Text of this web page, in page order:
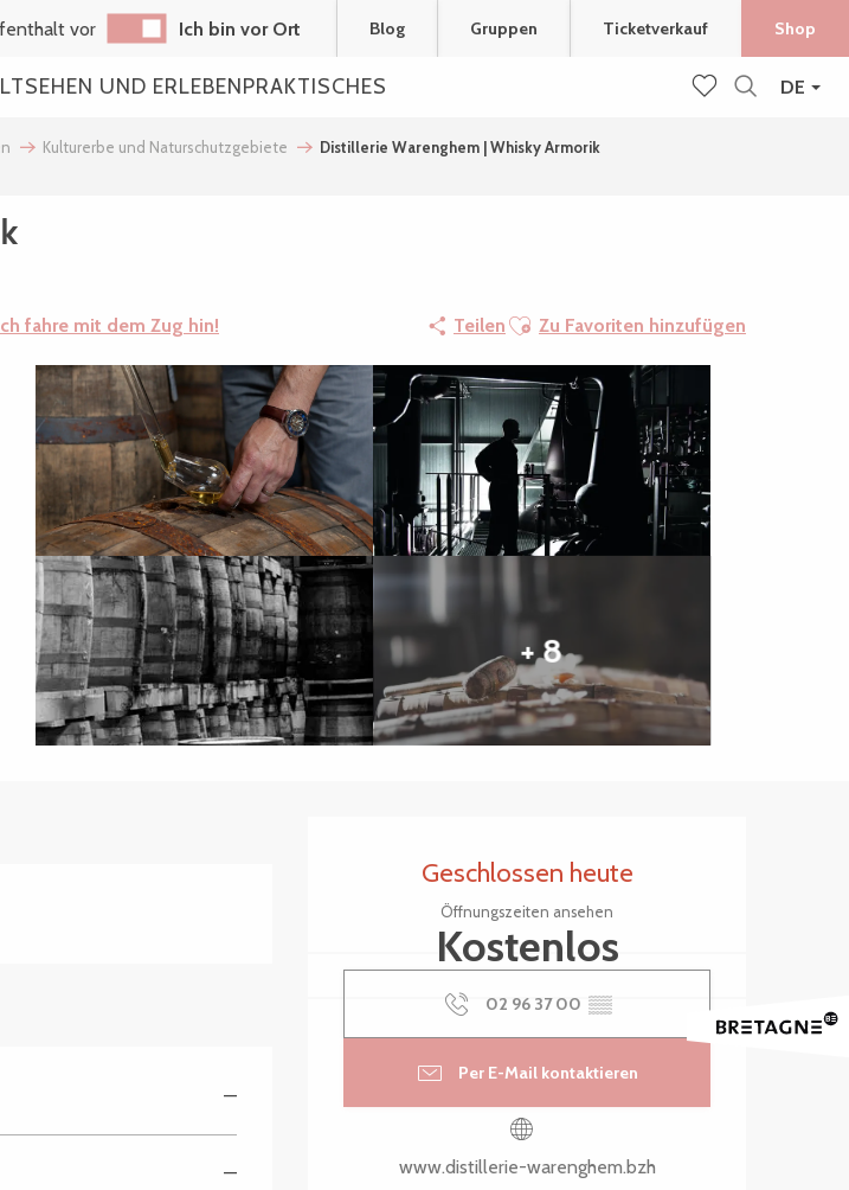
DE
vor Ich bin vor Ort Blog Gruppen Ticketverkauf Shop
SEHEN UND ERLEBENPRAKTISCHES
Kulturerbe und Naturschutzgebiete Distillerie Warenghem | Whisky Armorik
fahre mit dem Zug hin! Teilen Ajouter aux favoris
Zu Favoriten hinzufügen
+ 8
Geschlossen heute
Öffnungszeiten ansehen
Kostenlos
02 96 37 00 ▒▒
Per E-Mail kontaktieren
www.distillerie-warenghem.bzh
—
—